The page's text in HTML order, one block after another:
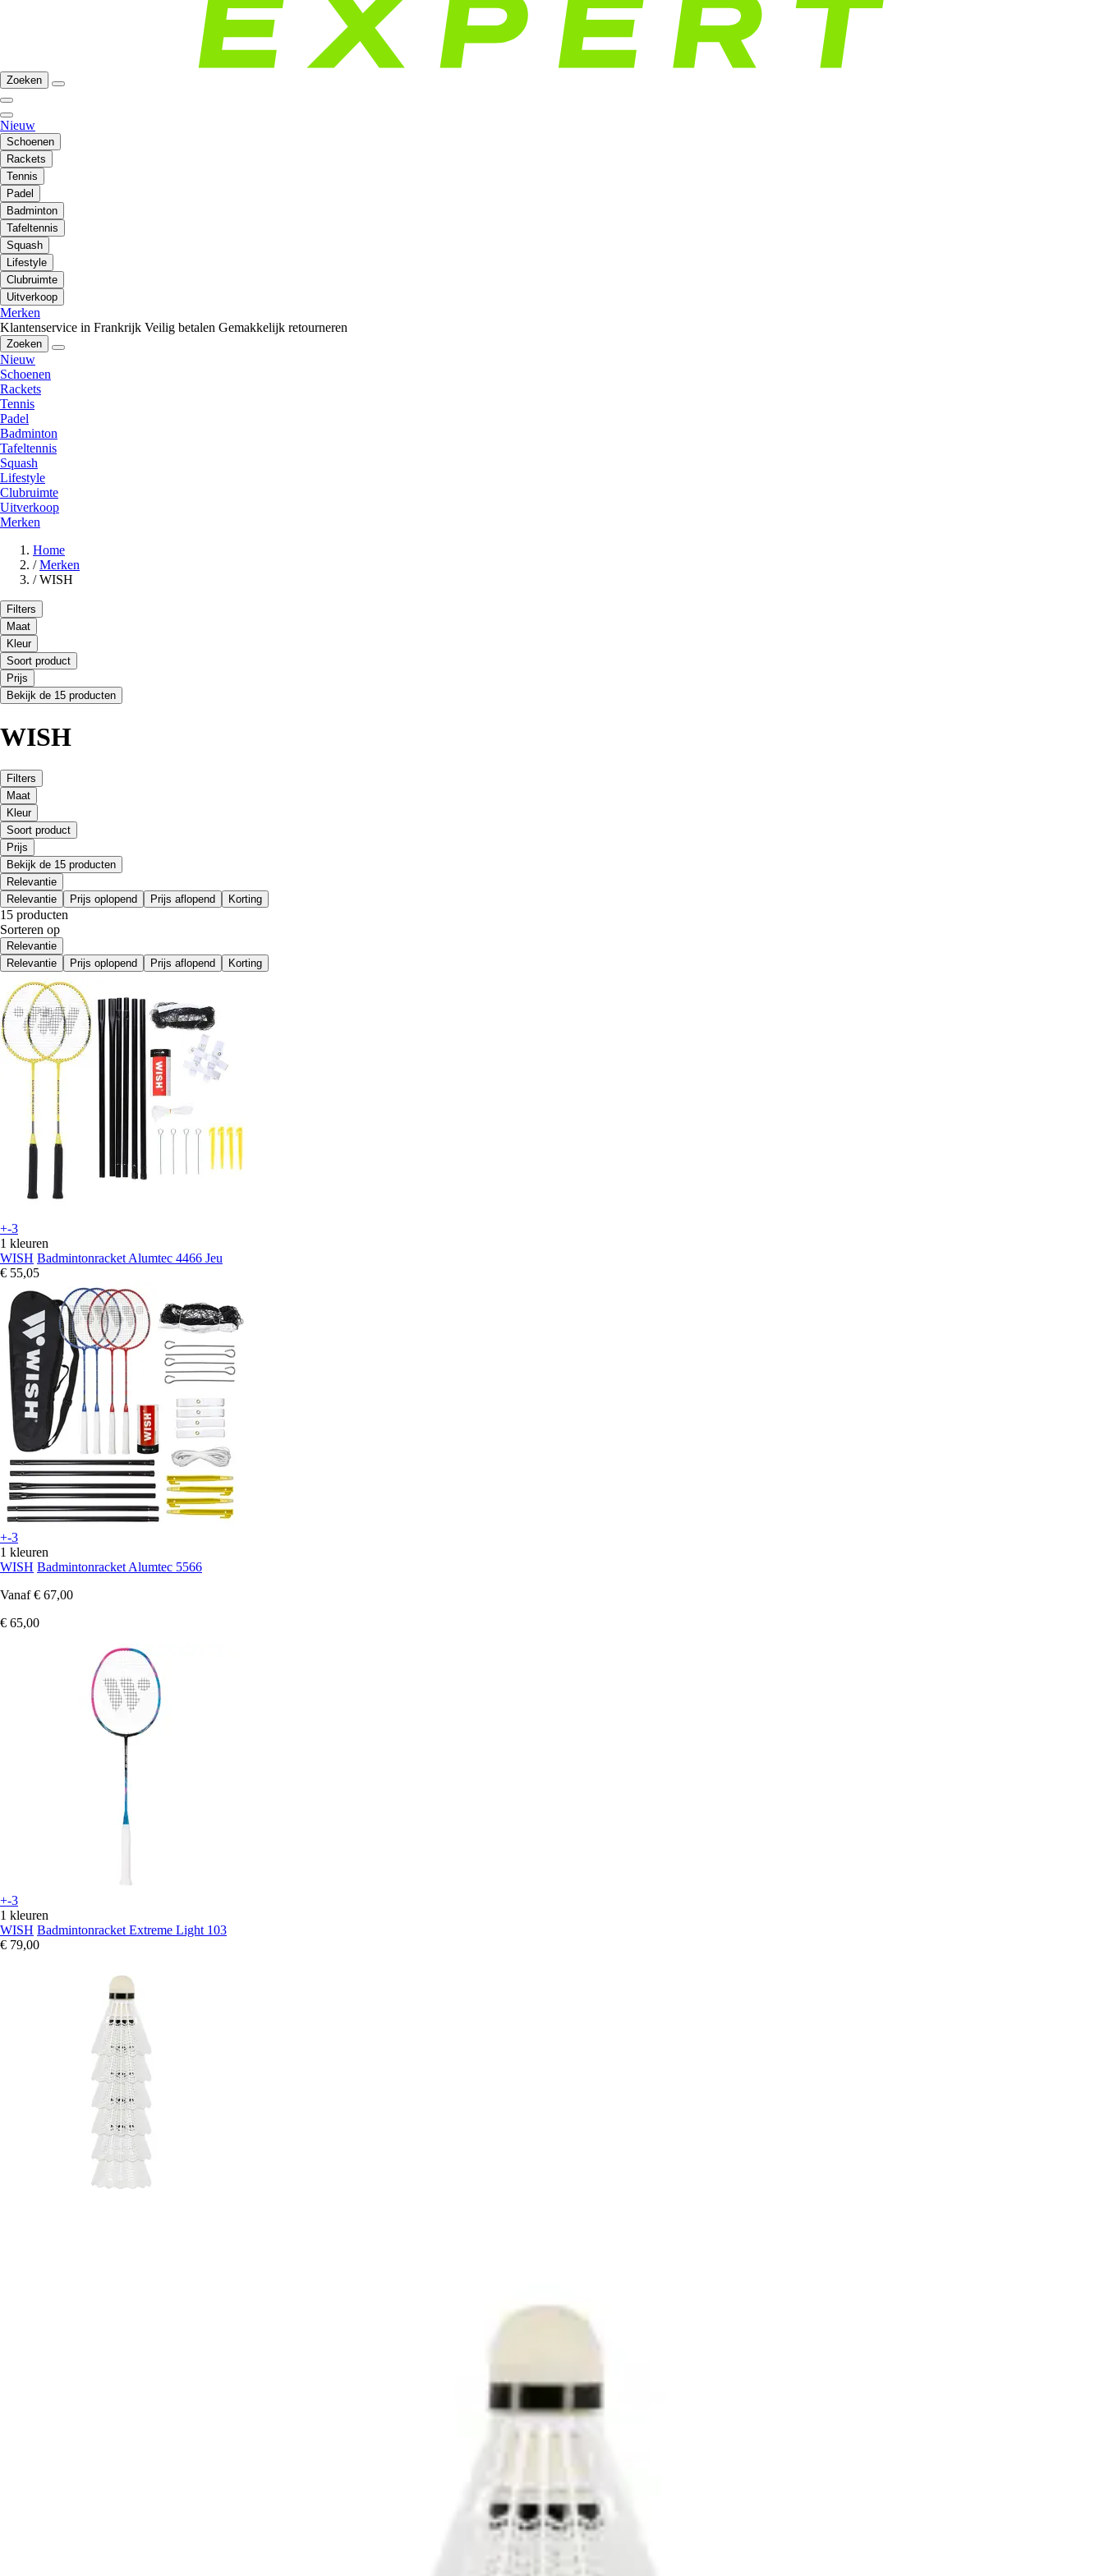
Zoeken
Nieuw
Schoenen
Rackets
Tennis
Padel
Badminton
Tafeltennis
Squash
Lifestyle
Clubruimte
Uitverkoop
Merken
Klantenservice in Frankrijk Veilig betalen Gemakkelijk retourneren
Zoeken
Nieuw
Schoenen
Rackets
Tennis
Padel
Badminton
Tafeltennis
Squash
Lifestyle
Clubruimte
Uitverkoop
Merken
Home
/ Merken
/ WISH
Filters
Maat
Kleur
Soort product
Prijs
Bekijk de 15 producten
WISH
Filters
Maat
Kleur
Soort product
Prijs
Bekijk de 15 producten
Relevantie
Relevantie
Prijs oplopend Prijs aflopend Korting
15 producten
Sorteren op
Relevantie
Relevantie
Prijs oplopend Prijs aflopend Korting
+-3
1 kleuren
WISH Badmintonracket Alumtec 4466 Jeu
€ 55,05
+-3
1 kleuren
WISH Badmintonracket Alumtec 5566
Vanaf € 67,00
€ 65,00
+-3
1 kleuren
WISH Badmintonracket Extreme Light 103
€ 79,00